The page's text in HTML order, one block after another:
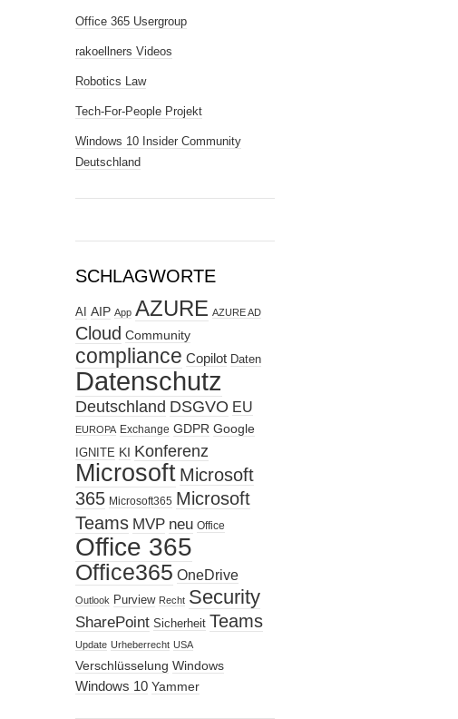
Office 365 Usergroup
rakoellners Videos
Robotics Law
Tech-For-People Projekt
Windows 10 Insider Community
Deutschland
SCHLAGWORTE
AI AIP App AZURE AZURE AD
Cloud Community
compliance Copilot Daten
Datenschutz
Deutschland DSGVO EU
EUROPA Exchange GDPR Google
IGNITE KI Konferenz
Microsoft Microsoft
365 Microsoft365 Microsoft
Teams MVP neu Office
Office 365
Office365 OneDrive
Outlook Purview Recht Security
SharePoint Sicherheit Teams
Update Urheberrecht USA
Verschlüsselung Windows
Windows 10 Yammer